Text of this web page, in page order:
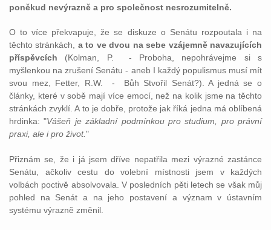
poněkud nevýrazně a pro společnost nesrozumitelně.
O to více překvapuje, že se diskuze o Senátu rozpoutala i na
těchto stránkách, a to ve dvou na sebe vzájemně navazujících
příspěvcích (Kolman, P. - Proboha, nepohrávejme si s
myšlenkou na zrušení Senátu - aneb I každý populismus musí mít
svou mez, Fetter, R.W. - Bůh Stvořil Senát?). A jedná se o
články, které v sobě mají více emocí, než na kolik jsme na těchto
stránkách zvyklí. A to je dobře, protože jak říká jedna má oblíbená
hrdinka: "Vášeň je základní podmínkou pro studium, pro právní
praxi, ale i pro život."
Přiznám se, že i já jsem dříve nepatřila mezi výrazné zastánce
Senátu, ačkoliv cestu do volební místnosti jsem v každých
volbách poctivě absolvovala. V posledních pěti letech se však můj
pohled na Senát a na jeho postavení a význam v ústavním
systému výrazně změnil.